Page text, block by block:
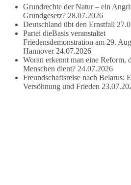
#friedenspartei
377 Auf Facebook
DieBasis
2 Tage(n) zuvor
Wusstest du, dass ein guter Antrag nicht
Grundrechte der Natur – ein
Grundgesetz? 28.07.2026
Deutschland übt den Ernstfall
Partei dieBasis veranstaltet
Friedensdemonstration am 29.
Hannover 24.07.2026
Woran erkennt man eine Reform,
Menschen dient? 24.07.2026
Freundschaftsreise nach Belarus:
Versöhnung und Frieden